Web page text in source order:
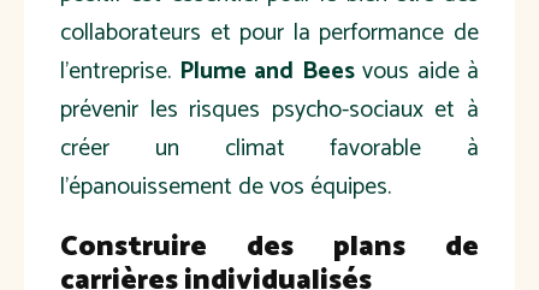
collaborateurs et pour la performance de
l'entreprise. Plume and Beesvous aide à
prévenir les risques psycho-sociaux et à
créer un climat favorable à
l'épanouissement de vos équipes.
Construire des plans de